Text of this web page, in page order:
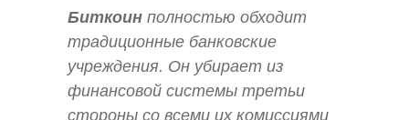
Биткоин полностью обходит
традиционные банковские
учреждения. Он убирает из
финансовой системы третьи
стороны со всеми их комиссиями